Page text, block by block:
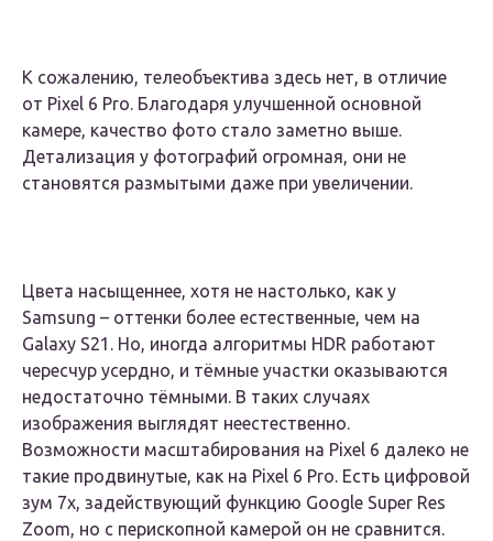
К сожалению, телеобъектива здесь нет, в отличие
от Pixel 6 Pro. Благодаря улучшенной основной
камере, качество фото стало заметно выше.
Детализация у фотографий огромная, они не
становятся размытыми даже при увеличении.
Цвета насыщеннее, хотя не настолько, как у
Samsung – оттенки более естественные, чем на
Galaxy S21. Но, иногда алгоритмы HDR работают
чересчур усердно, и тёмные участки оказываются
недостаточно тёмными. В таких случаях
изображения выглядят неестественно.
Возможности масштабирования на Pixel 6 далеко не
такие продвинутые, как на Pixel 6 Pro. Есть цифровой
зум 7x, задействующий функцию Google Super Res
Zoom, но с перископной камерой он не сравнится.